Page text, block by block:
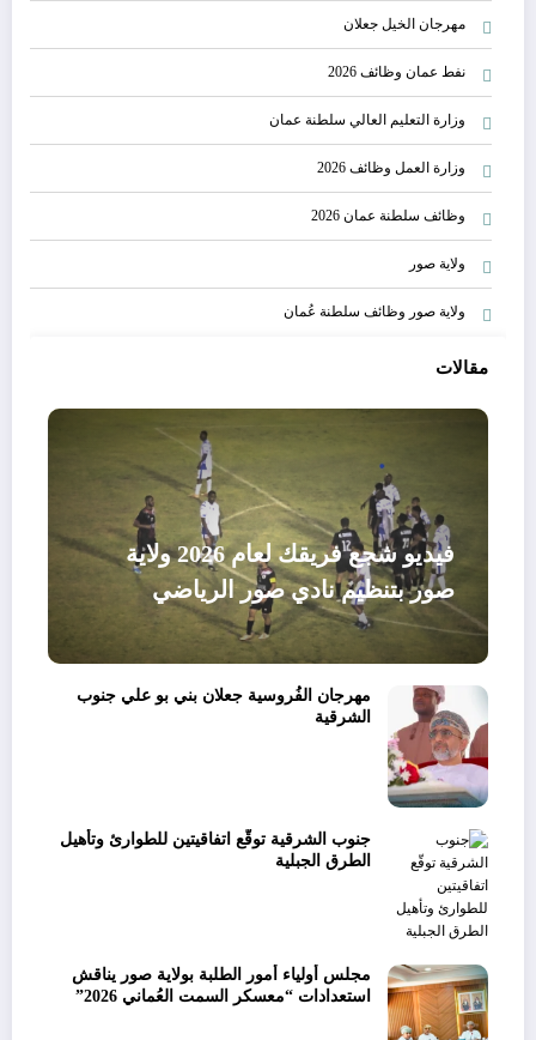
مهرجان الخيل جعلان
نفط عمان وظائف 2026
وزارة التعليم العالي سلطنة عمان
وزارة العمل وظائف 2026
وظائف سلطنة عمان 2026
ولاية صور
ولاية صور وظائف سلطنة عُمان
مقالات
فيديو شجع فريقك لعام 2026 ولاية
صور بتنظيم نادي صور الرياضي
مهرجان الفُروسية جعلان بني بو علي جنوب
الشرقية
جنوب الشرقية توقّع اتفاقيتين للطوارئ وتأهيل
الطرق الجبلية
مجلس أولياء أمور الطلبة بولاية صور يناقش
استعدادات “معسكر السمت العُماني 2026”